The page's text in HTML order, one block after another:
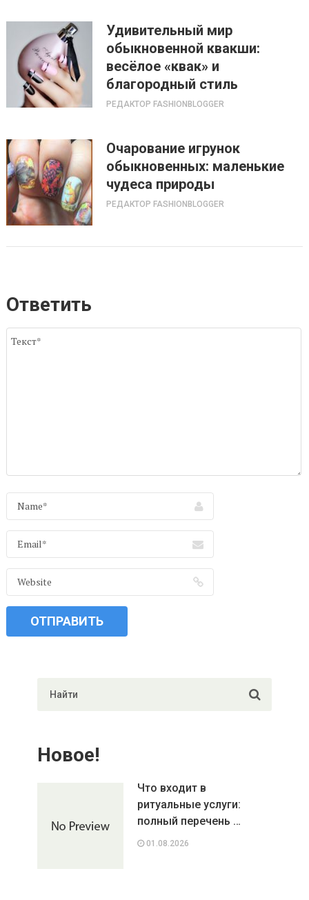
Удивительный мир
обыкновенной квакши:
весёлое «квак» и
благородный стиль
РЕДАКТОР FASHIONBLOGGER
Очарование игрунок
обыкновенных: маленькие
чудеса природы
РЕДАКТОР FASHIONBLOGGER
Ответить
Новое!
Что входит в
ритуальные услуги:
полный перечень …
01.08.2026